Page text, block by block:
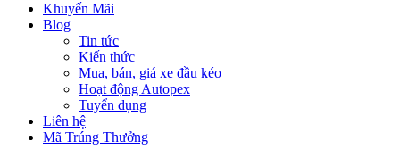
Khuyến Mãi
Blog
Tin tức
Kiến thức
Mua, bán, giá xe đầu kéo
Hoạt động Autopex
Tuyển dụng
Liên hệ
Mã Trúng Thưởng